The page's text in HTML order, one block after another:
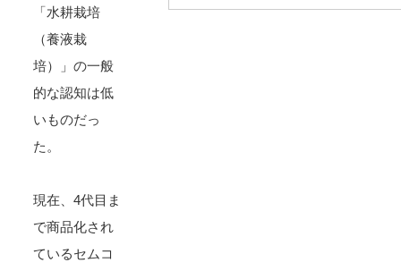
「水耕栽培
（養液栽
培）」の一般
的な認知は低
いものだっ
た。
現在、4代目ま
で商品化され
ているセムコ